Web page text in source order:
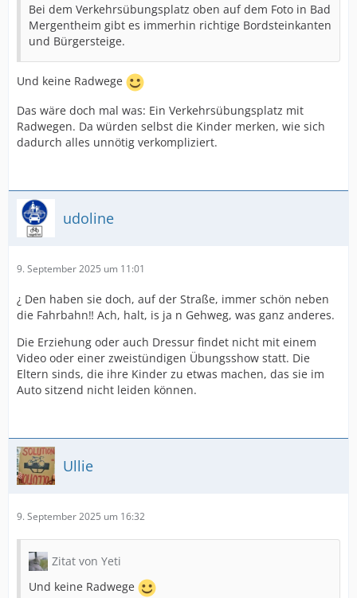
Bei dem Verkehrsübungsplatz oben auf dem Foto in Bad
Mergentheim gibt es immerhin richtige Bordsteinkanten
und Bürgersteige.
Und keine Radwege
Das wäre doch mal was: Ein Verkehrsübungsplatz mit
Radwegen. Da würden selbst die Kinder merken, wie sich
dadurch alles unnötig verkompliziert.
udoline
9. September 2025 um 11:01
¿ Den haben sie doch, auf der Straße, immer schön neben
die Fahrbahn‼ Ach, halt, is ja n Gehweg, was ganz anderes.
Die Erziehung oder auch Dressur findet nicht mit einem
Video oder einer zweistündigen Übungsshow statt. Die
Eltern sinds, die ihre Kinder zu etwas machen, das sie im
Auto sitzend nicht leiden können.
Ullie
9. September 2025 um 16:32
Zitat von Yeti
Und keine Radwege